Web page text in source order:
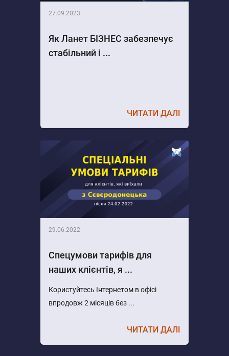
27.09.2023
Як Ланет БІЗНЕС забезпечує
стабільний і ...
ЧИТАТИ ДАЛІ
29.06.2022
Спецумови тарифів для
наших клієнтів, я ...
Користуйтесь Інтернетом в офісі
впродовж 2 місяців без ...
ЧИТАТИ ДАЛІ